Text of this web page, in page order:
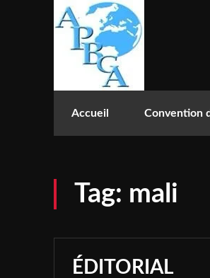
Accueil Convention
Tag: mali
ÉDITORIAL